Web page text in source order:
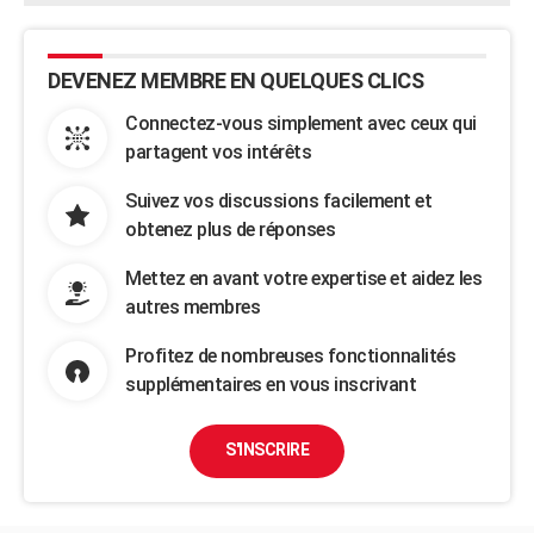
DEVENEZ MEMBRE EN QUELQUES CLICS
Connectez-vous simplement avec ceux qui
partagent vos intérêts
Suivez vos discussions facilement et
obtenez plus de réponses
Mettez en avant votre expertise et aidez les
autres membres
Profitez de nombreuses fonctionnalités
supplémentaires en vous inscrivant
S'INSCRIRE